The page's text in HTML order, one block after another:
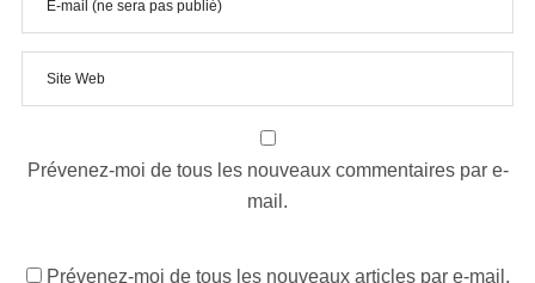
Prévenez-moi de tous les nouveaux commentaires par e-
mail.
Prévenez-moi de tous les nouveaux articles par e-mail.